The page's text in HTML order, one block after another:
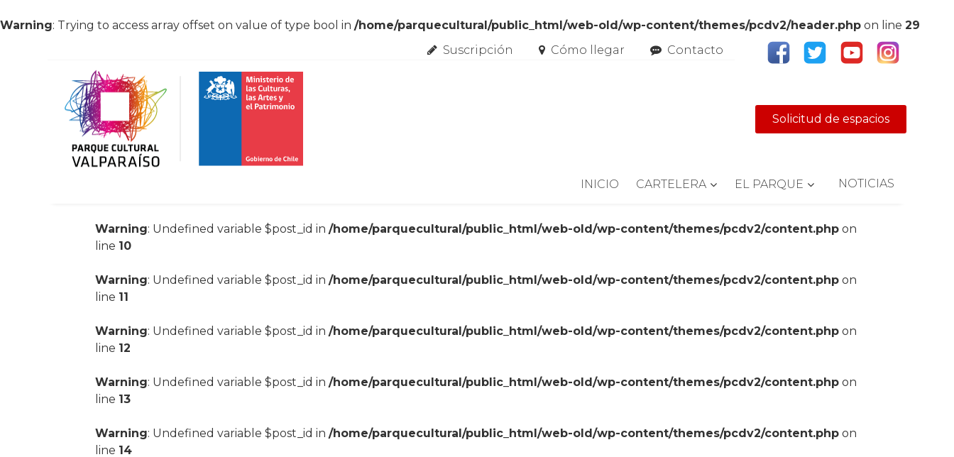
Warning: Trying to access array offset on value of type bool in /home/parquecultural/public_html/web-old/wp-content/themes/pcdv2/header.php on line 29
Suscripción
Cómo llegar Contacto
Solicitud de espacios
INICIO CARTELERA EL PARQUE NOTICIAS
Warning: Undefined variable $post_id in/home/parquecultural/public_html/web-old/wp-content/themes/pcdv2/content.php on
line 10
Warning: Undefined variable $post_id in/home/parquecultural/public_html/web-old/wp-content/themes/pcdv2/content.php on
line 11
Warning: Undefined variable $post_id in/home/parquecultural/public_html/web-old/wp-content/themes/pcdv2/content.php on
line 12
Warning: Undefined variable $post_id in/home/parquecultural/public_html/web-old/wp-content/themes/pcdv2/content.php on
line 13
Warning: Undefined variable $post_id in/home/parquecultural/public_html/web-old/wp-content/themes/pcdv2/content.php on
line 14